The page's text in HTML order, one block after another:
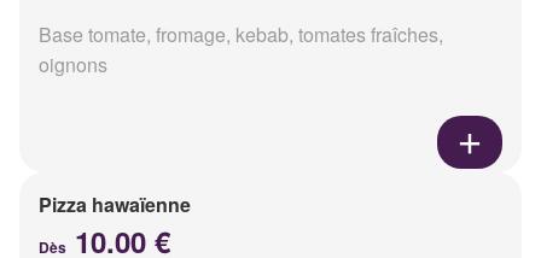
Base tomate, fromage, kebab, tomates fraîches,
oignons
Pizza hawaïenne
Dès 10.00 €